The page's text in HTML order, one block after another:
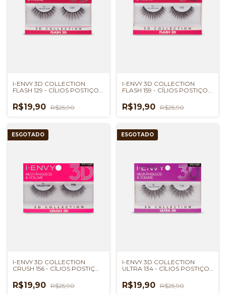
I-ENVY 3D COLLECTION
FLASH 129 - CÍLIOS POSTIÇOS
R$19,90 R$25,90
I-ENVY 3D COLLECTION
FLASH 159 - CÍLIOS POSTIÇOS
R$19,90 R$25,90
ESGOTADO
I-ENVY 3D COLLECTION
CRUSH 156 - CÍLIOS POSTIÇOS
R$19,90 R$25,90
ESGOTADO
I-ENVY 3D COLLECTION
ULTRA 134 - CÍLIOS POSTIÇOS
R$19,90 R$25,90